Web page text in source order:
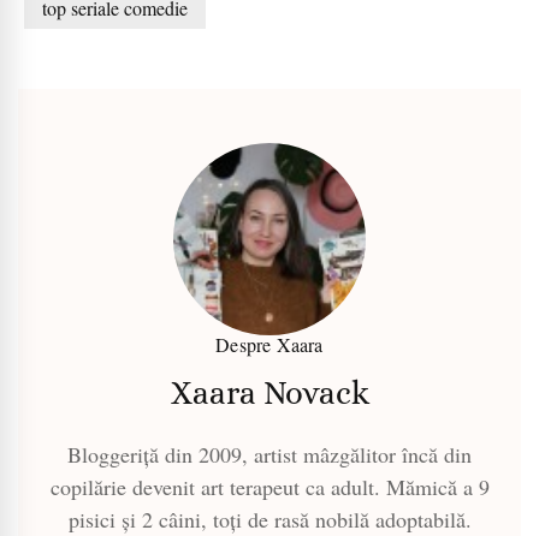
top seriale comedie
Despre Xaara
Xaara Novack
Bloggeriță din 2009, artist mâzgălitor încă din
copilărie devenit art terapeut ca adult. Mămică a 9
pisici și 2 câini, toți de rasă nobilă adoptabilă.